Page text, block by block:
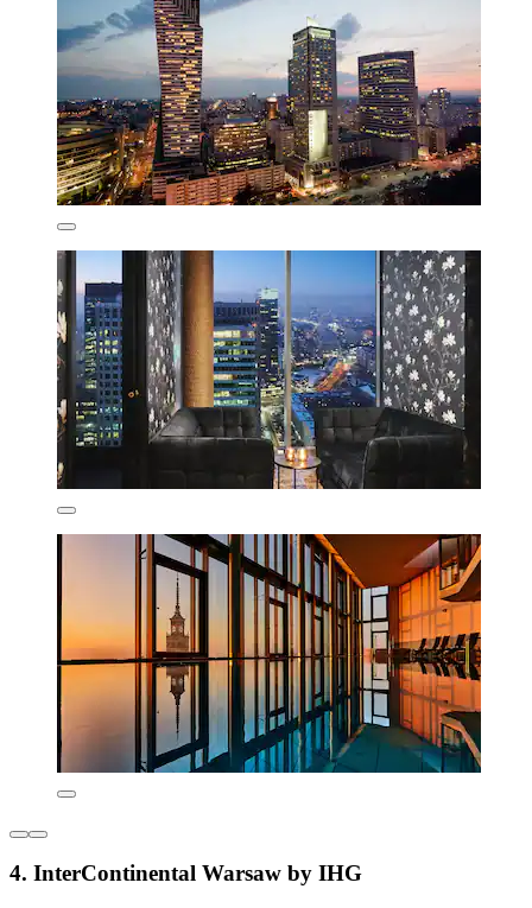
4. InterContinental Warsaw by IHG